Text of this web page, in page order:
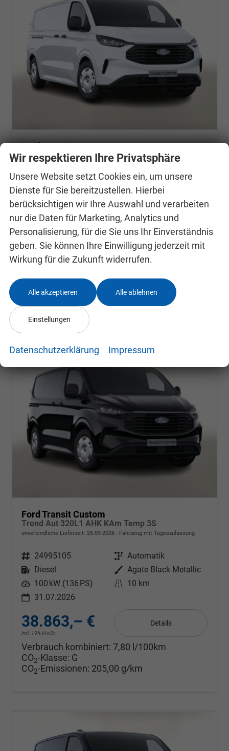
Ford Transit Custom
Trend Aut 320L2 SHZ Kam Temp 3S
unverbindliche Lieferzeit: Fahrzeug mit Tageszulassung
Fahrzeugnr. 24995086 Getriebe Automatik
Kraftstoff Diesel Außenfarbe Frozen White
Leistung 100 kW (136 PS)
10 km
03.07.2026
38.863,– €
incl. 19% MwSt.
Verbrauch kombiniert:7,90 l/100km
CO 2-Klasse:G
-Emissionen:206,00 g/km
Ford Transit Custom
Trend Aut 320L1 AHK KAm Temp 3S
unverbindliche Lieferzeit: 25.09.2026 Fahrzeug mit Tageszulassung
Fahrzeugnr. 24995105 Getriebe Automatik
Kraftstoff
Diesel Außenfarbe Agate Black Metallic
Leistung 100 kW (136 PS) Kilometerstand 10 km
31.07.2026
38.863,– €
incl. 19% MwSt.
Details
Verbrauch kombiniert: 7,80 l/100km
CO2-Klasse: G
CO2-Emissionen: 205,00 g/km
Wir respektieren Ihre Privatsphäre
Unsere Website setzt Cookies ein, um unsere
Dienste für Sie bereitzustellen. Hierbei
berücksichtigen wir Ihre Auswahl und verarbeiten
nur die Daten für Marketing, Analytics und
Personalisierung, für die Sie uns Ihr Einverständnis
geben. Sie können Ihre Einwilligung jederzeit mit
Wirkung für die Zukunft widerrufen.
Alle akzeptieren Alle ablehnen
Einstellungen
Datenschutzerklärung Impressum